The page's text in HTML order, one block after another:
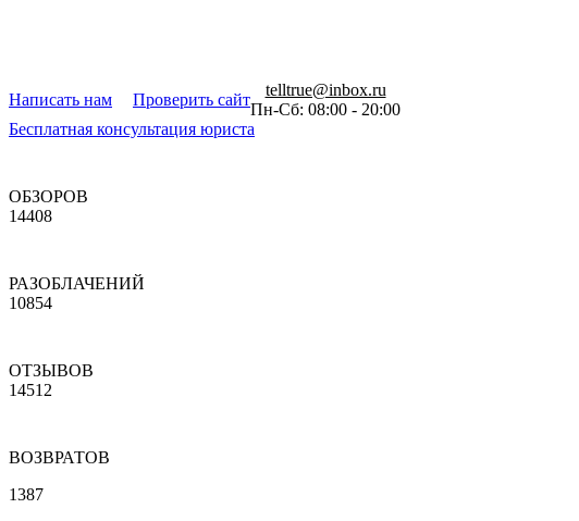
Написать нам Проверить сайт
telltrue@inbox.ru
Пн-Сб: 08:00 - 20:00
Бесплатная консультация юриста
ОБЗОРОВ
14408
РАЗОБЛАЧЕНИЙ
10854
ОТЗЫВОВ
14512
ВОЗВРАТОВ
1387